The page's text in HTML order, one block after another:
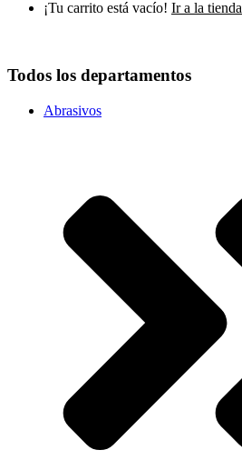
¡Tu carrito está vacío! Ir a la tienda
Todos los departamentos
Abrasivos